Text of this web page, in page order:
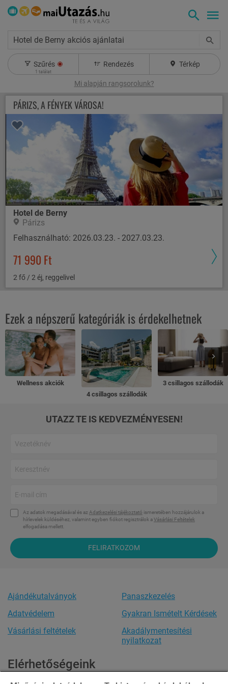
Hotel de Berny akciós ajánlatai
Szűrés
1 találat
Rendezés Térkép
Mi alapján rangsorolunk?
PÁRIZS, A FÉNYEK VÁROSA!
Hotel de Berny
Párizs
Felhasználható: 2026.03.23. - 2027.03.23.
71 990 Ft
2 fő / 2 éj, reggelivel
Ezek a népszerű kategóriák is érdekelhetnek
Wellness akciók
4 csillagos szállodák
3 csillagos szállodák
UTAZZ TE IS KEDVEZMÉNYESEN!
Az adatok megadásával és az Adatkezelési tájékoztató ismeretében hozzájárulok a
hírlevelek küldéséhez, valamint egyben fiókot regisztrálok aVásárlási Feltételek
elfogadása mellett.
FELIRATKOZOM
Ajándékutalványok
Adatvédelem
Vásárlási feltételek
Panaszkezelés
Gyakran Ismételt Kérdések
Akadálymentesítési
nyilatkozat
Elérhetőségeink